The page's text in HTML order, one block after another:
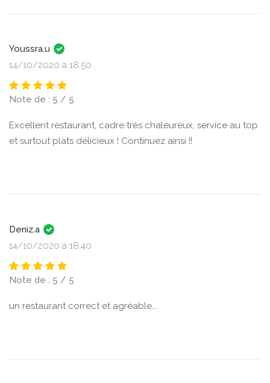
Youssra.u
14/10/2020 à 18:50
Note de : 5 / 5
Excellent restaurant, cadre très chaleureux, service au top
et surtout plats délicieux ! Continuez ainsi !!
Deniz.a
14/10/2020 à 18:40
Note de : 5 / 5
un restaurant correct et agréable….